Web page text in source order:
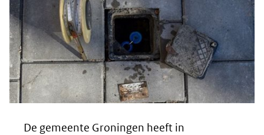
De gemeente Groningen heeft in